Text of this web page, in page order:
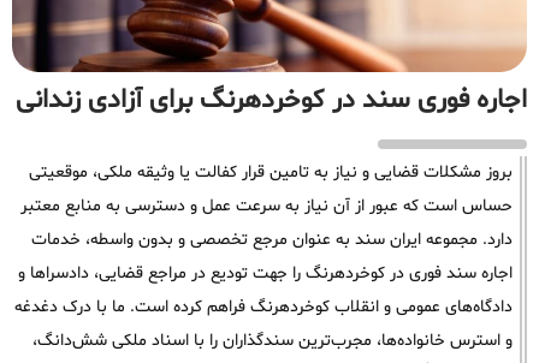
اجاره فوری سند در کوخردهرنگ برای آزادی زندانی
بروز مشکلات قضایی و نیاز به تامین قرار کفالت یا وثیقه ملکی، موقعیتی
حساس است که عبور از آن نیاز به سرعت عمل و دسترسی به منابع معتبر
دارد. مجموعه ایران سند به عنوان مرجع تخصصی و بدون واسطه، خدمات
اجاره سند فوری در کوخردهرنگ را جهت تودیع در مراجع قضایی، دادسراها و
دادگاه‌های عمومی و انقلاب کوخردهرنگ فراهم کرده است. ما با درک دغدغه
و استرس خانواده‌ها، مجرب‌ترین سندگذاران را با اسناد ملکی شش‌دانگ،